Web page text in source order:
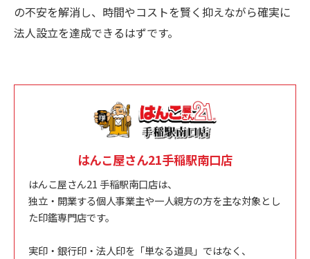
の不安を解消し、時間やコストを賢く抑えながら確実に
法人設立を達成できるはずです。
はんこ屋さん21手稲駅南口店
はんこ屋さん21 手稲駅南口店は、
独立・開業する個人事業主や一人親方の方を主な対象とし
た印鑑専門店です。
実印・銀行印・法人印を「単なる道具」ではなく、